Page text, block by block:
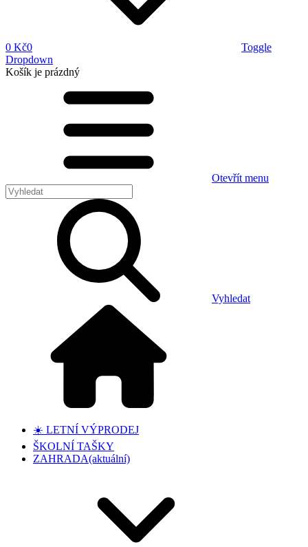
0 Kč0
Toggle
Dropdown
Košík je prázdný
Otevřít menu
Vyhledat
☀️ LETNÍ VÝPRODEJ
ŠKOLNÍ TAŠKY
ZAHRADA(aktuální)